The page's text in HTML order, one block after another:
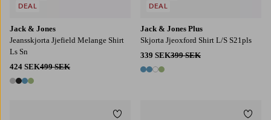
Jack & Jones
Jeansskjorta Jjefield Melange Shirt
Ls Sn
424 SEK499 SEK
4 färger
DEAL
Jack & Jones Plus
Skjorta Jjeoxford Shirt L/S S21pls
339 SEK399 SEK
4 färger
DEAL
Lägg till i favoriter